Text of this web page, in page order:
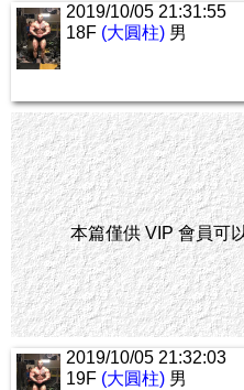
2019/10/05 21:31:55
18F (大圓柱) 男
本篇僅供 VIP 會員可
2019/10/05 21:32:03
19F (大圓柱) 男